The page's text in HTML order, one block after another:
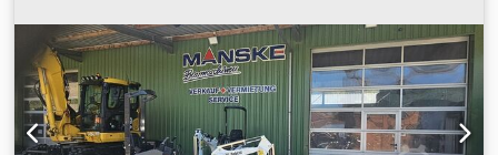
Abjznrnmowea - Funkcija čekića/sortiranja - Rotacijska
funkcija = Napomene = Općenito Zemlja proizvodnje:
Češka Stanje CE tip: CE 2 dodatne hidraulične funkcije za
grabilicu za rušenje/sortiranje, set zaštite cilindara,
izvlačivo podvozje